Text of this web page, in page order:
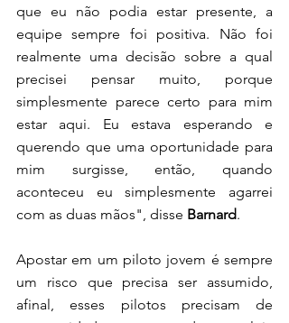
que eu não podia estar presente, a
equipe sempre foi positiva. Não foi
realmente uma decisão sobre a qual
precisei pensar muito, porque
simplesmente parece certo para mim
estar aqui. Eu estava esperando e
querendo que uma oportunidade para
mim surgisse, então, quando
aconteceu eu simplesmente agarrei
com as duas mãos", disse Barnard.
Apostar em um piloto jovem é sempre
um risco que precisa ser assumido,
afinal, esses pilotos precisam de